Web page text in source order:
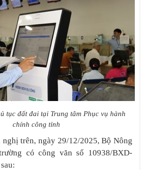
tục đất đai tại Trung tâm Phục vụ hành
chính công tỉnh
trên, ngày 29/12/2025, Bộ Nông
có công văn số 10938/BXD-